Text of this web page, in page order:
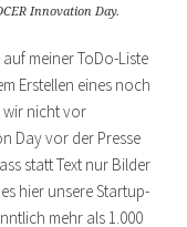
Innovation Day.
meiner ToDo-Liste
Erstellen eines noch
wir nicht vor
Day vor der Presse
statt Text nur Bilder
hier unsere Startup-
mehr als 1.000